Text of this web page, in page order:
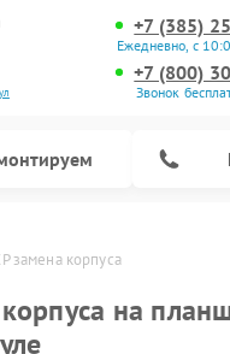
+7 (385)
Ежедневно, с
+7 (800)
Звонок
замена корпуса
на